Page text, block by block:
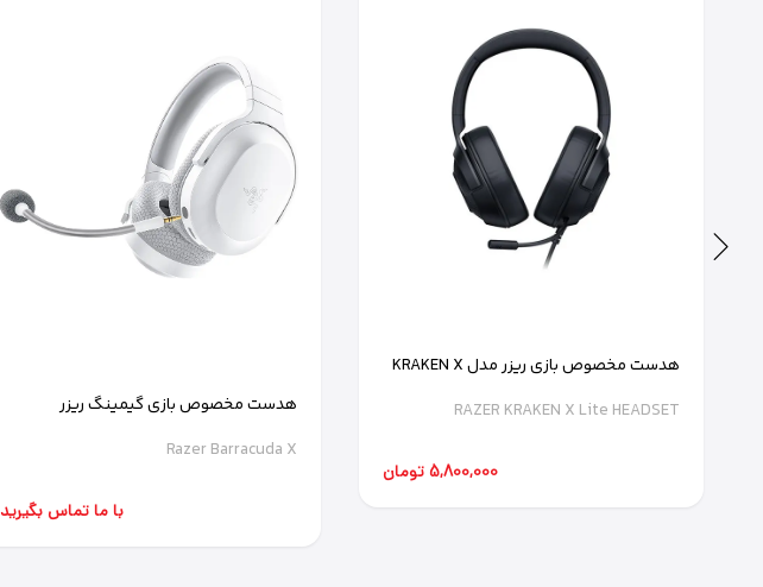
هدست مخصوص بازی ریزر مدل KRAKEN X
Lite مشکی
RAZER KRAKEN X Lite HEADSET
5,800,000 تومان
هدست مخصوص بازی گیمینگ ریزر
Barracuda X
Razer Barracuda X
با ما تماس بگیرید